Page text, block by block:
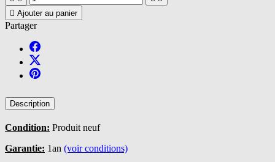
 Ajouter au panier
Partager
Description
Condition: Produit neuf
Garantie: 1an (voir conditions)